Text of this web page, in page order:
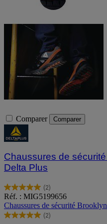
Comparer Comparer
Chaussures de
Delta Plus
(2)
5.0
sur
5
étoiles.
Réf. : MIG5199656
Chaussures de sécurité
(2)
5.0